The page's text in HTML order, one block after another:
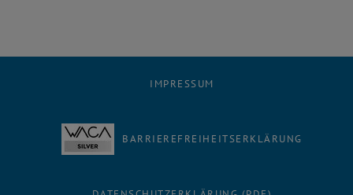
IMPRESSUM
BARRIEREFREIHEITSERKLÄRUNG